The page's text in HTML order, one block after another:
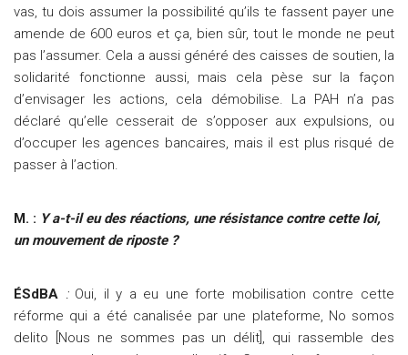
vas, tu dois assumer la possibilité qu’ils te fassent payer une
amende de 600 euros et ça, bien sûr, tout le monde ne peut
pas l’assumer. Cela a aussi généré des caisses de soutien, la
solidarité fonctionne aussi, mais cela pèse sur la façon
d’envisager les actions, cela démobilise. La PAH n’a pas
déclaré qu’elle cesserait de s’opposer aux expulsions, ou
d’occuper les agences bancaires, mais il est plus risqué de
passer à l’action.
M. : Y a-t-il eu des réactions, une résistance contre cette loi,
un mouvement de riposte ?
ÉSdBA : Oui, il y a eu une forte mobilisation contre cette
réforme qui a été canalisée par une plateforme, No somos
delito [Nous ne sommes pas un délit], qui rassemble des